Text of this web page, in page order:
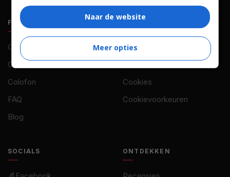
FILMTOTAAL
Contact
Over ons
Colofon
FAQ
Blog
Privacy
Cookies
Cookievoorkeuren
SOCIALS ONTDEKKEN
Naar de website
Meer opties